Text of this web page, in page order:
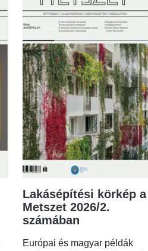
Lakásépítési körkép a
Metszet 2026/2.
számában
Európai és magyar példák